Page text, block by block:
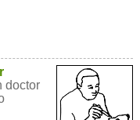
doctor